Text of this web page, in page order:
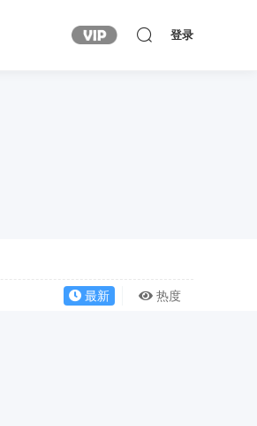
登录
最新 热度